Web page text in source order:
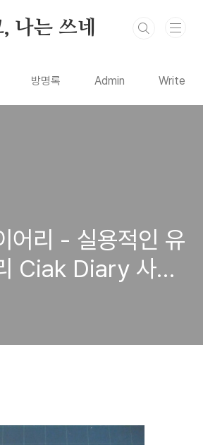
나는 쓰네
방명록 Admin Write
어리 - 실용적인 유
Ciak Diary 사용